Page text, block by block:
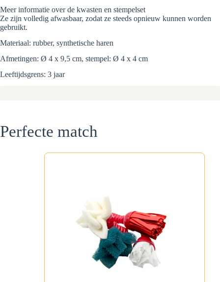
Meer informatie over de kwasten en stempelset
Ze zijn volledig afwasbaar, zodat ze steeds opnieuw kunnen worden
gebruikt.
Materiaal: rubber, synthetische haren
Afmetingen: Ø 4 x 9,5 cm, stempel: Ø 4 x 4 cm
Leeftijdsgrens: 3 jaar
Perfecte match